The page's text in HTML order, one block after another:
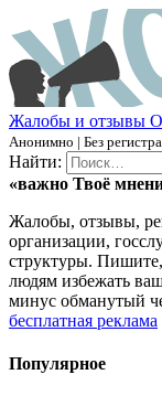
Жалобы и отзывы О
Анонимно | Без
Найти:
«важно Твоё
Жалобы, отзывы,
организации,
структуры.
людям избежать
минус обманутый
бесплатная реклама
Популярное